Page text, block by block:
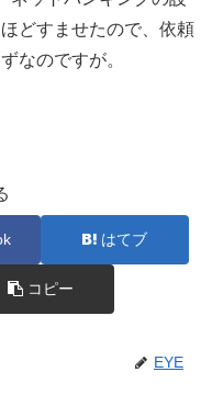
どすませたので、依頼
なのですが。
はてブ
コピー
EYE